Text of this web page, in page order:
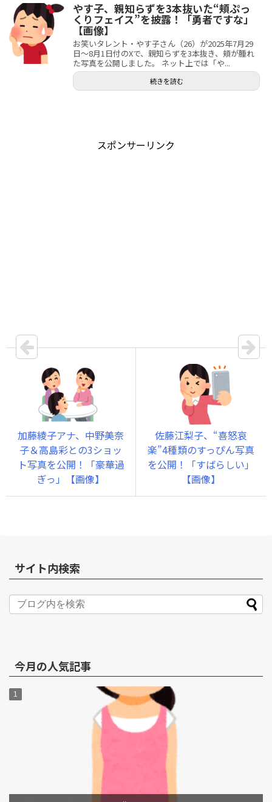
やす子、親知らずを3本抜いた“頬ぷっ
くりフェイス”を披露！「勇者ですな」
【画像】
お笑いタレント・やす子さん（26）が2025年7月29
日～8月1日付のXで、親知らずを3本抜き、頬が腫れ
た写真を公開しました。 ネット上では「や...
続きを読む
スポンサーリンク
加藤綾子アナ、中野美奈
子＆高島彩との3ショッ
ト写真を公開！「豪華過
ぎっ」【画像】
佐藤江梨子、“喜怒哀
楽”4種類のすっぴん写真
を公開！「すばらしい」
【画像】
サイト内検索
今月の人気記事